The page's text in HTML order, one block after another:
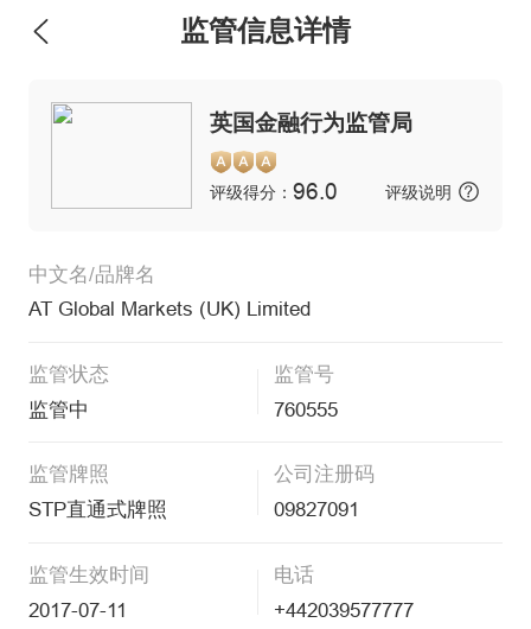
监管信息详情
英国金融行为监管局
评级得分： 96.0 评级说明
中文名/品牌名
AT Global Markets (UK) Limited
监管状态
监管中
监管号
760555
监管牌照
STP直通式牌照
公司注册码
09827091
监管生效时间
2017-07-11
电话
+442039577777